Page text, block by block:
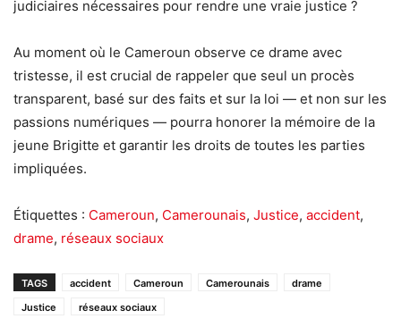
judiciaires nécessaires pour rendre une vraie justice ?
Au moment où le Cameroun observe ce drame avec
tristesse, il est crucial de rappeler que seul un procès
transparent, basé sur des faits et sur la loi — et non sur les
passions numériques — pourra honorer la mémoire de la
jeune Brigitte et garantir les droits de toutes les parties
impliquées.
Étiquettes : Cameroun, Camerounais, Justice, accident,
drame, réseaux sociaux
TAGS accident Cameroun Camerounais
drame
Justice
réseaux sociaux